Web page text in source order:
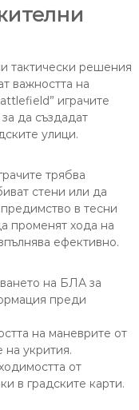
тактически решения
важността на
играчите
да създадат
улици.
трябва
стени или да
предимство в тесни
променят хода на
ефективно.
на БЛА за
преди
на маневрите от
на укрития.
от
в градските карти.